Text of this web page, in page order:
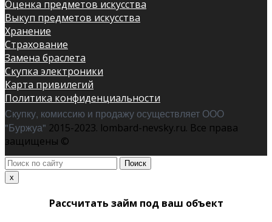
Оценка предметов искусства
Выкуп предметов искусства
Хранение
Страхование
Замена браслета
Скупка электроники
Карта привилегий
Политика конфиденциальности
Скупку, комиссию и продажу осуществляет ООО
"Буржуа" 2015-2023. lombard-nevsky.ru. Все права
защищены ©
Поиск
по
x
Рассчитать займ под ваш объект